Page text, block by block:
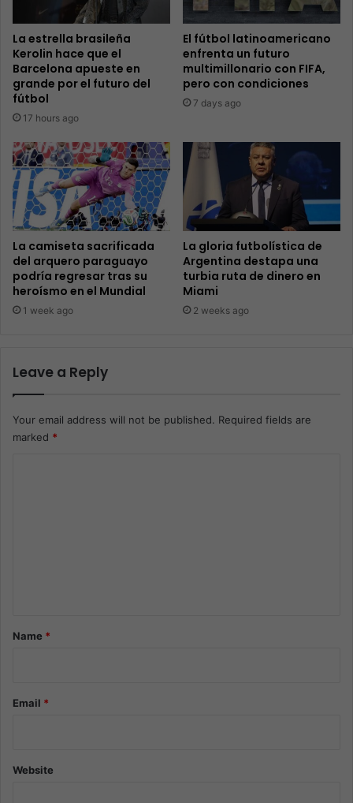
La estrella brasileña
Kerolin hace que el
Barcelona apueste en
grande por el futuro del
fútbol
17 hours ago
El fútbol latinoamericano
enfrenta un futuro
multimillonario con FIFA,
pero con condiciones
7 days ago
La camiseta sacrificada
del arquero paraguayo
podría regresar tras su
heroísmo en el Mundial
1 week ago
La gloria futbolística de
Argentina destapa una
turbia ruta de dinero en
Miami
2 weeks ago
Leave a Reply
Your email address will not be published. Required fields are
marked *
*Name *
Email *
Website